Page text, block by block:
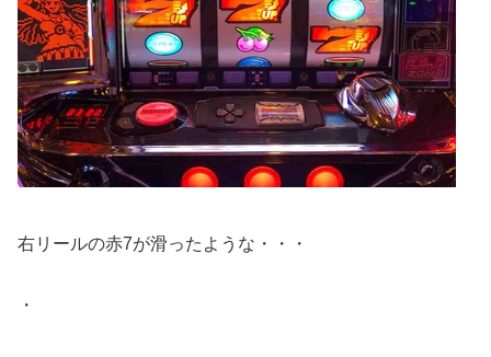
右リールの赤7が滑ったような・・・
・